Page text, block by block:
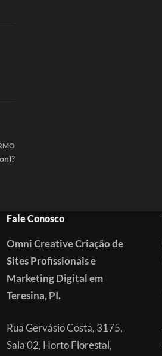
Fale Conosco
Omni Creative Criação de
Sites Profissionais e
Marketing Digital em
Teresina, PI.
Rua Gervásio Costa, 3175,
Sala 02, Horto Florestal,